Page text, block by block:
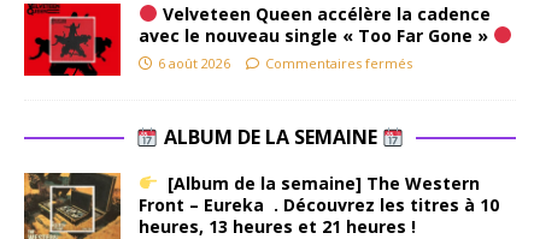
Velveteen Queen accélère la cadence
avec le nouveau single « Too Far Gone »
6 août 2026 Commentaires fermés
ALBUM DE LA SEMAINE
[Album de la semaine] The Western
Front – Eureka . Découvrez les titres à 10
heures, 13 heures et 21 heures !